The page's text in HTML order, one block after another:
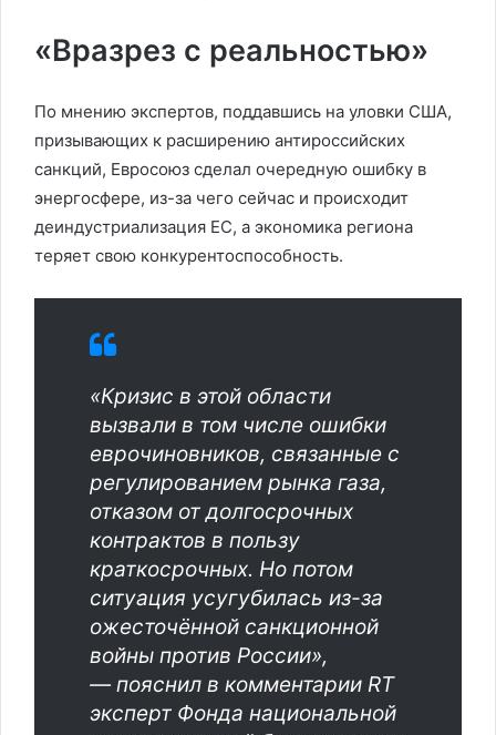
«Вразрез с реальностью»
По мнению экспертов, поддавшись на уловки США,
призывающих к расширению антироссийских
санкций, Евросоюз сделал очередную ошибку в
энергосфере, из-за чего сейчас и происходит
деиндустриализация ЕС, а экономика региона
теряет свою конкурентоспособность.
«Кризис в этой области
вызвали в том числе ошибки
еврочиновников, связанные с
регулированием рынка газа,
отказом от долгосрочных
контрактов в пользу
краткосрочных. Но потом
ситуация усугубилась из-за
ожесточённой санкционной
войны против России»,
— пояснил в комментарии RT
эксперт Фонда национальной